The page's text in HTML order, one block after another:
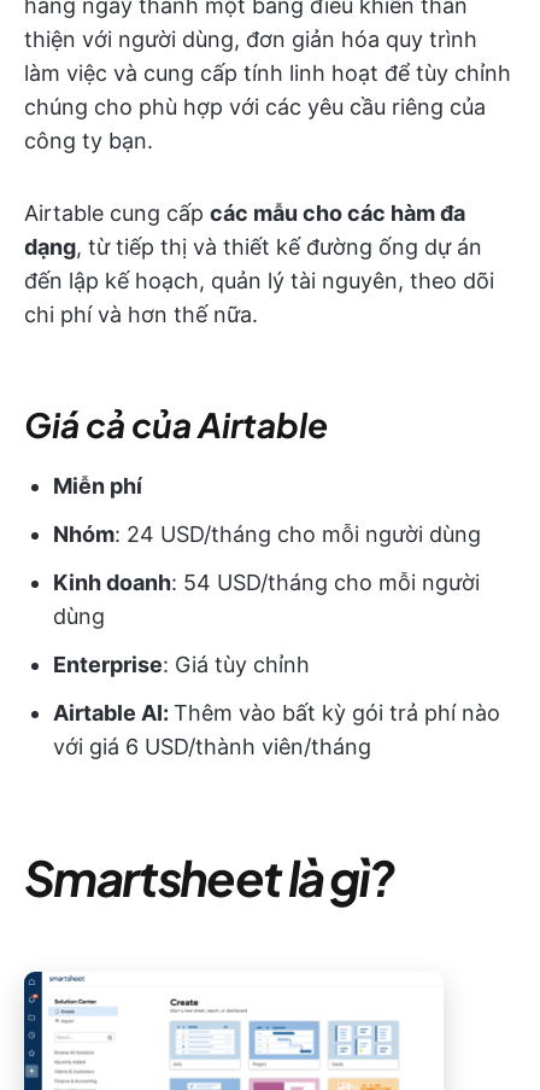
hàng ngày thành một bảng điều khiển thân
thiện với người dùng, đơn giản hóa quy trình
làm việc và cung cấp tính linh hoạt để tùy chỉnh
chúng cho phù hợp với các yêu cầu riêng của
công ty bạn.
Airtable cung cấp các mẫu cho các hàm đa
dạng, từ tiếp thị và thiết kế đường ống dự án
đến lập kế hoạch, quản lý tài nguyên, theo dõi
chi phí và hơn thế nữa.
Giá cả của Airtable
Miễn phí
Nhóm: 24 USD/tháng cho mỗi người dùng
Kinh doanh: 54 USD/tháng cho mỗi người
dùng
Enterprise: Giá tùy chỉnh
Airtable AI: Thêm vào bất kỳ gói trả phí nào
với giá 6 USD/thành viên/tháng
Smartsheet là gì?